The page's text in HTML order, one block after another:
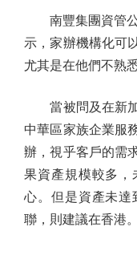
南豐集團資管公
示，家辦機構化可
尤其是在他們不熟
當被問及在新加
中華區家族企業服
辦，視乎客戶的需
果資產規模較多，
心。但是資產未達
聯，則建議在香港